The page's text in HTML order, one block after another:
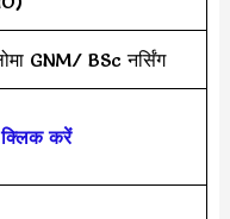
GNM/ BSc नर्सिंग
क्लिक करें